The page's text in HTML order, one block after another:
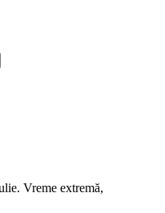
Vreme extremă,